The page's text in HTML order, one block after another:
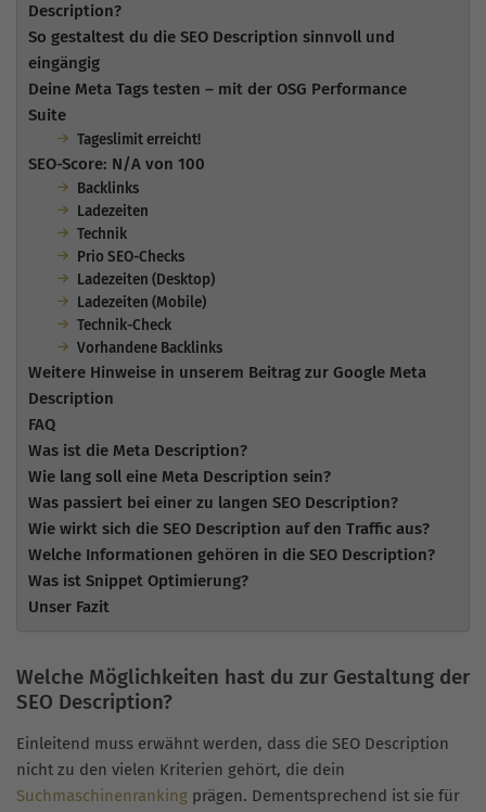
Description?
So gestaltest du die SEO Description sinnvoll und
eingängig
Deine Meta Tags testen – mit der OSG Performance
Suite
Tageslimit erreicht!
SEO-Score: N/A von 100
Backlinks
Ladezeiten
Technik
Prio SEO-Checks
Ladezeiten (Desktop)
Ladezeiten (Mobile)
Technik-Check
Vorhandene Backlinks
Weitere Hinweise in unserem Beitrag zur Google Meta
Description
FAQ
Was ist die Meta Description?
Wie lang soll eine Meta Description sein?
Was passiert bei einer zu langen SEO Description?
Wie wirkt sich die SEO Description auf den Traffic aus?
Welche Informationen gehören in die SEO Description?
Was ist Snippet Optimierung?
Unser Fazit
Welche Möglichkeiten hast du zur Gestaltung der
SEO Description?
Einleitend muss erwähnt werden, dass die SEO Description
nicht zu den vielen Kriterien gehört, die dein
Suchmaschinenranking prägen. Dementsprechend ist sie für